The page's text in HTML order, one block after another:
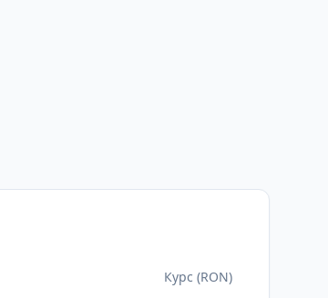
Курс (RON)